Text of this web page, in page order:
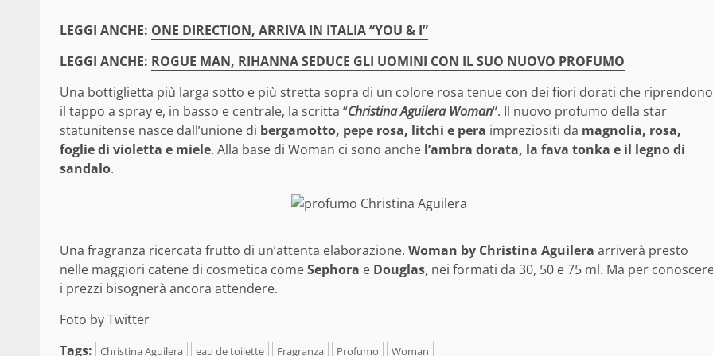
LEGGI ANCHE: ONE DIRECTION, ARRIVA IN ITALIA “YOU & I”
LEGGI ANCHE: ROGUE MAN, RIHANNA SEDUCE GLI UOMINI CON IL SUO NUOVO PROFUMO
Una bottiglietta più larga sotto e più stretta sopra di un colore rosa tenue con dei fiori dorati che riprendono
il tappo a spray e, in basso e centrale, la scritta “Christina Aguilera Woman“. Il nuovo profumo della star
statunitense nasce dall’unione di bergamotto, pepe rosa, litchi e pera impreziositi da magnolia, rosa,
foglie di violetta e miele. Alla base di Woman ci sono anche l’ambra dorata, la fava tonka e il legno di
sandalo.
Una fragranza ricercata frutto di un’attenta elaborazione. Woman by Christina Aguilera arriverà presto
nelle maggiori catene di cosmetica comeSephora e Douglas, nei formati da 30, 50 e 75 ml. Ma per
i prezzi bisognerà ancora attendere.
Foto by Twitter
Tags:
Christina Aguilera eau de toilette Fragranza Profumo Woman